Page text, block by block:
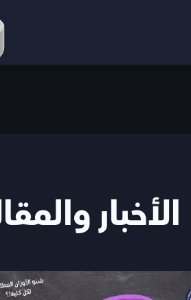
الأخبار